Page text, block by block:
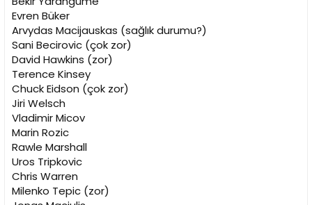
Evren Büker
Arvydas Macijauskas (sağlık durumu?)
Sani Becirovic (çok zor)
David Hawkins (zor)
Terence Kinsey
Chuck Eidson (çok zor)
Jiri Welsch
Vladimir Micov
Marin Rozic
Rawle Marshall
Uros Tripkovic
Chris Warren
Milenko Tepic (zor)